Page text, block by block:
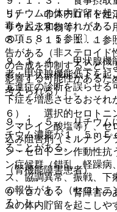
５）． 非ステロイド性
リウム水和物等）〔７．
８．５、１１．１．１参
告がある（非ステロイド
の合成を抑制することに
影響する可能性があるた
考えられる）］。
６）． 選択的セロトニ
ンマレイン酸塩等）、セ
込み阻害剤（ミルナシプ
ン・セロトニン作動性抗
ン症候群（錯乱、軽躁病
ス、協調異常、振戦、下
の報告がある（セロトニ
る）］。
リチウムの体内貯留を起
毒を起こすおそれがある
の項、８．５参照〕。
９．１．４． 甲状腺機
者：甲状腺機能低下を起
亢進症の診断を誤らせる
下症を増悪させるおそれ
９．１．５． リチウム
チウム濃度が１．５ｍＥ
ることがある。
（腎機能障害患者）
９．２．１． 腎障害の
ムの体内貯留を起こしや